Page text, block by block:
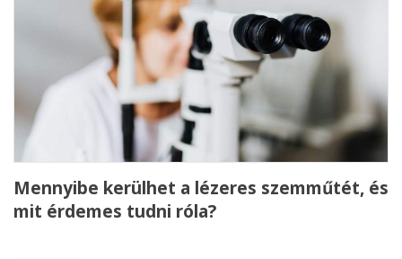
Mennyibe kerülhet a lézeres szemműtét, és
mit érdemes tudni róla?